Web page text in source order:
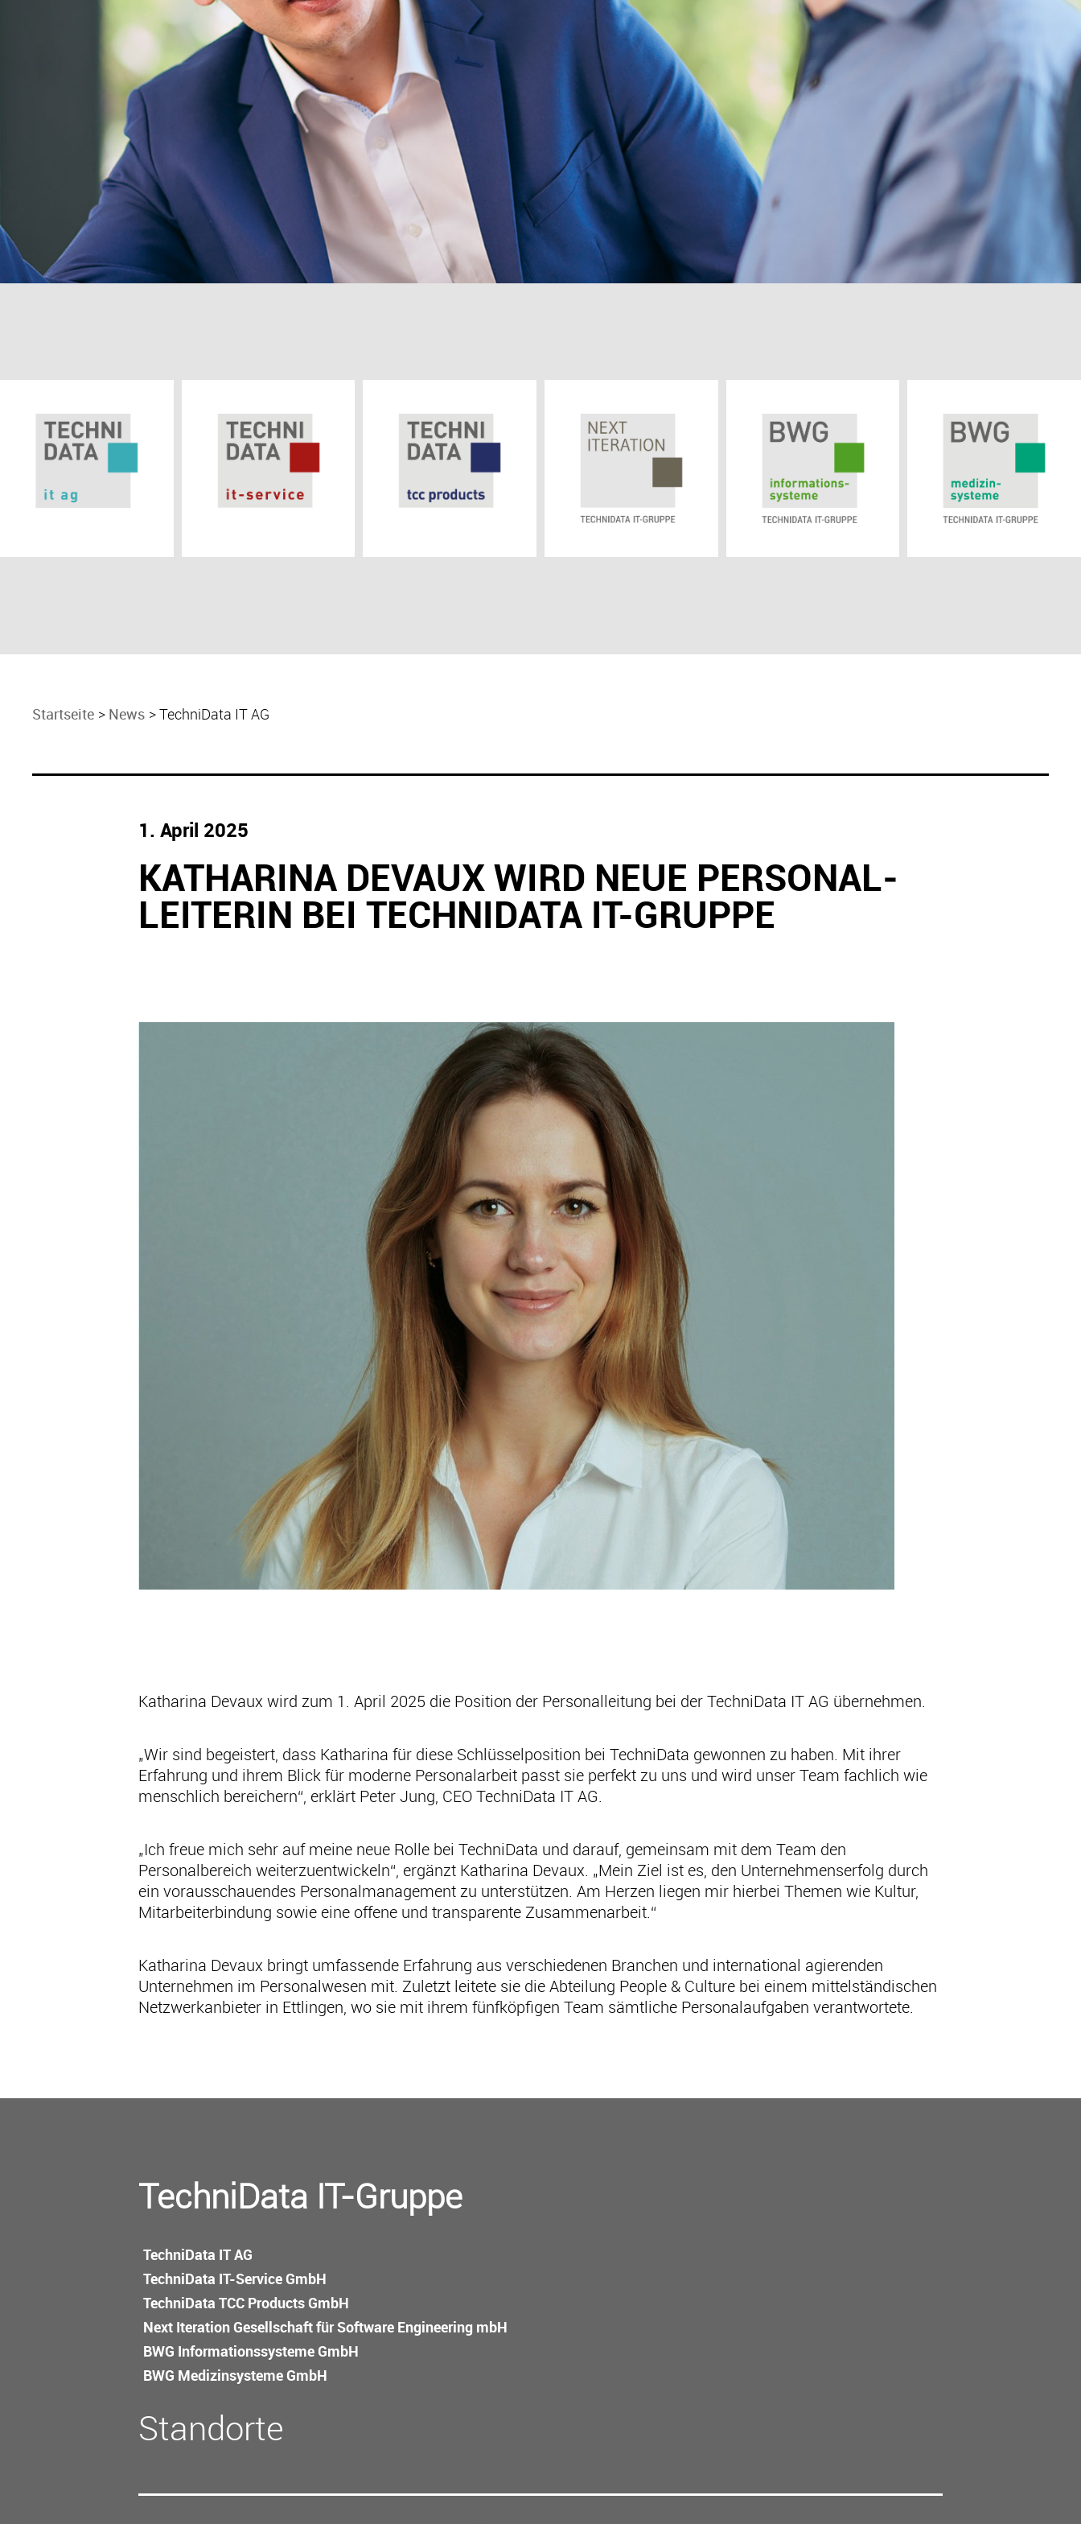
Startseite News TechniData IT AG
1. April 2025
KATHARINA DEVAUX WIRD NEUE PERSONAL­
LEITERIN BEI TECHNIDATA IT-GRUPPE
Katharina Devaux wird zum 1. April 2025 die Position der Personalleitung bei der TechniData IT AG übernehmen.
„Wir sind begeistert, dass Katharina für diese Schlüsselposition bei TechniData gewonnen zu haben. Mit ihrer
Erfahrung und ihrem Blick für moderne Personalarbeit passt sie perfekt zu uns und wird unser Team fachlich wie
menschlich bereichern“, erklärt Peter Jung, CEO TechniData IT AG.
„Ich freue mich sehr auf meine neue Rolle bei TechniData und darauf, gemeinsam mit dem Team den
Personalbereich weiterzuentwickeln“, ergänzt Katharina Devaux. „Mein Ziel ist es, den Unternehmenserfolg durch
ein vorausschauendes Personalmanagement zu unterstützen. Am Herzen liegen mir hierbei Themen wie Kultur,
Mitarbeiterbindung sowie eine offene und transparente Zusammenarbeit.“
Katharina Devaux bringt umfassende Erfahrung aus verschiedenen Branchen und international agierenden
Unternehmen im Personalwesen mit. Zuletzt leitete sie die Abteilung People & Culture bei einem mittelständischen
Netzwerkanbieter in Ettlingen, wo sie mit ihrem fünfköpfigen Team sämtliche Personalaufgaben verantwortete.
TechniData IT-Gruppe
TechniData IT AG
TechniData IT-Service GmbH
TechniData TCC Products GmbH
Next Iteration Gesellschaft für Software Engineering mbH
BWG Informations­systeme GmbH
BWG Medizin­systeme GmbH
Standorte